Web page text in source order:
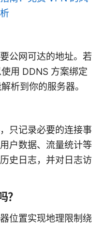
公网可达的地址。若
用 DDNS 方案绑定
析到你的服务器。
只记录必要的连接事
户数据、流量统计等
史日志，并对日志访
？
位置实现地理限制绕